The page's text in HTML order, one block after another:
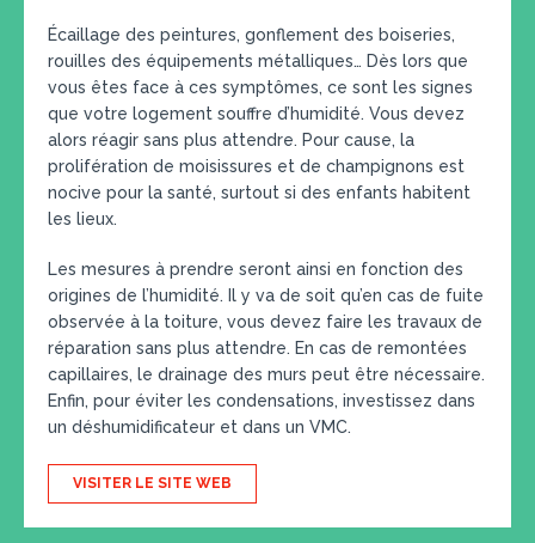
Écaillage des peintures, gonflement des boiseries,
rouilles des équipements métalliques… Dès lors que
vous êtes face à ces symptômes, ce sont les signes
que votre logement souffre d’humidité. Vous devez
alors réagir sans plus attendre. Pour cause, la
prolifération de moisissures et de champignons est
nocive pour la santé, surtout si des enfants habitent
les lieux.
Les mesures à prendre seront ainsi en fonction des
origines de l’humidité. Il y va de soit qu’en cas de fuite
observée à la toiture, vous devez faire les travaux de
réparation sans plus attendre. En cas de remontées
capillaires, le drainage des murs peut être nécessaire.
Enfin, pour éviter les condensations, investissez dans
un déshumidificateur et dans un VMC.
VISITER LE SITE WEB